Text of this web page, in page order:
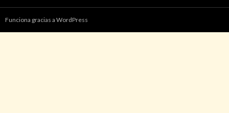
Funciona gracias a WordPress